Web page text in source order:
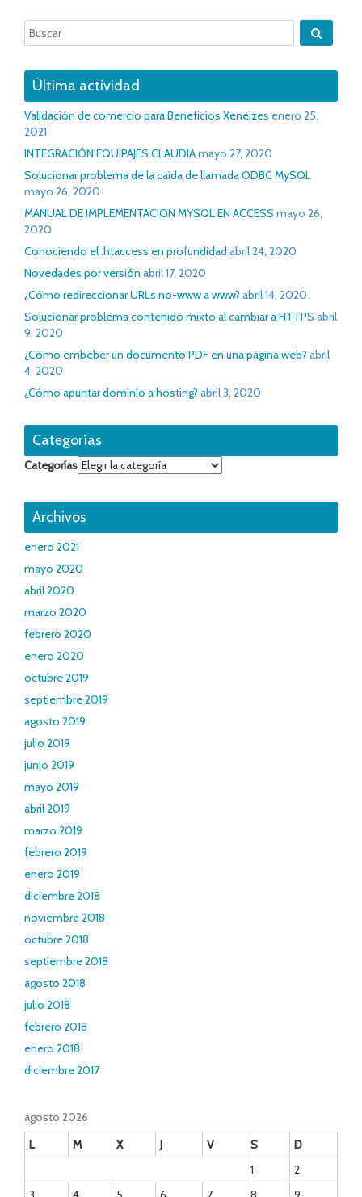
Última actividad
Validación de comercio para Beneficios Xeneizes enero 25,
2021
INTEGRACIÓN EQUIPAJES CLAUDIAmayo 27, 2020
Solucionar problema de la caída de llamada ODBC MySQL
mayo 26, 2020
MANUAL DE IMPLEMENTACION MYSQL EN ACCESS mayo 26,
2020
Conociendo el .htaccess en profundidad abril 24, 2020
Novedades por versión abril 17, 2020
¿Cómo redireccionar URLs no-www a www? abril 14, 2020
Solucionar problema contenido mixto al cambiar a HTTPS abril
9, 2020
¿Cómo embeber un documento PDF en una página web? abril
4, 2020
¿Cómo apuntar dominio a hosting? abril 3, 2020
Categorías
Categorías
Archivos
enero 2021
mayo 2020
abril 2020
marzo 2020
febrero 2020
enero 2020
octubre 2019
septiembre 2019
agosto 2019
julio 2019
junio 2019
mayo 2019
abril 2019
marzo 2019
febrero 2019
enero 2019
diciembre 2018
noviembre 2018
octubre 2018
septiembre 2018
agosto 2018
julio 2018
febrero 2018
enero 2018
diciembre 2017
agosto 2026
L
M X J V S
D
1
2